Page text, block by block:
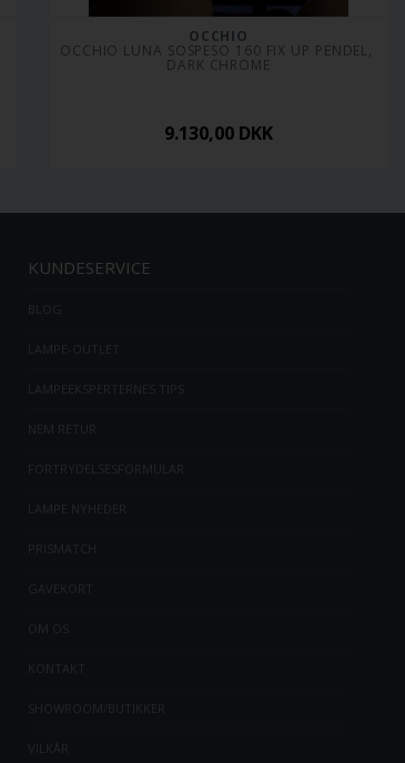
OCCHIO
OCCHIO LUNA SOSPESO 160 FIX UP PENDEL,
DARK CHROME
9.130,00 DKK
KUNDESERVICE